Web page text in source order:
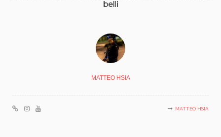
belli
MATTEO HSIA
MATTEO HSIA